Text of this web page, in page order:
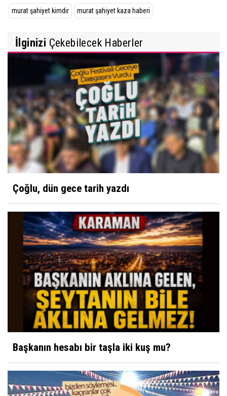
murat şahiyet kimdir murat şahiyet kaza haberi
İlginizi Çekebilecek Haberler
Çoğlu, dün gece tarih yazdı
Başkanın hesabı bir taşla iki kuş mu?